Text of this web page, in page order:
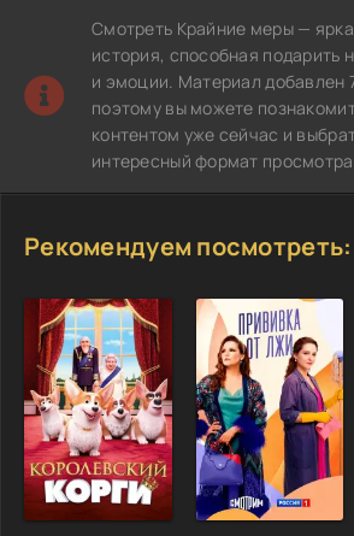
Смотреть Крайние меры —
история, способная подарить
и эмоции. Материал добавлен
поэтому вы можете
контентом уже сейчас и
интересный формат
Рекомендуем посмотреть: